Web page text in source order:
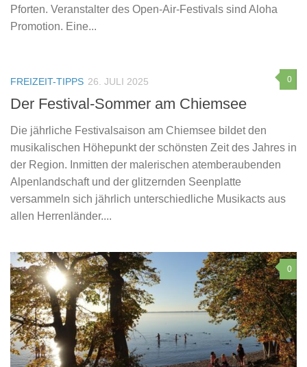
Pforten. Veranstalter des Open-Air-Festivals sind Aloha
Promotion. Eine...
0
FREIZEIT-TIPPS 26. JULI 2025
Der Festival-Sommer am Chiemsee
Die jährliche Festivalsaison am Chiemsee bildet den
musikalischen Höhepunkt der schönsten Zeit des Jahres in
der Region. Inmitten der malerischen atemberaubenden
Alpenlandschaft und der glitzernden Seenplatte
versammeln sich jährlich unterschiedliche Musikacts aus
allen Herrenländer....
0